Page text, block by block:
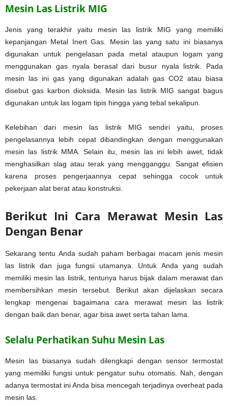
Mesin Las Listrik MIG
Jenis yang terakhir yaitu mesin las listrik MIG yang memiliki
kepanjangan Metal Inert Gas. Mesin las yang satu ini biasanya
digunakan untuk pengelasan pada metal ataupun logam yang
menggunakan gas nyala berasal dari busur nyala listrik. Pada
mesin las ini gas yang digunakan adalah gas CO2 atau biasa
disebut gas karbon dioksida. Mesin las listrik MIG sangat bagus
digunakan untuk las logam tipis hingga yang tebal sekalipun.
Kelebihan dari mesin las listrik MIG sendiri yaitu, proses
pengelasannya lebih cepat dibandingkan dengan menggunakan
mesin las listrik MMA. Selain itu, mesin las ini lebih awet, tidak
menghasilkan slag atau terak yang mengganggu. Sangat efisien
karena proses pengerjaannya cepat sehingga cocok untuk
pekerjaan alat berat atau konstruksi.
Berikut Ini Cara Merawat Mesin Las
Dengan Benar
Sekarang tentu Anda sudah paham berbagai macam jenis mesin
las listrik dan juga fungsi utamanya. Untuk Anda yang sudah
memiliki mesin las listrik, tentunya harus bijak dalam merawat dan
membersihkan mesin tersebut. Berikut akan dijelaskan secara
lengkap mengenai bagaimana cara merawat mesin las listrik
dengan baik dan benar, agar bisa awet serta tahan lama.
Selalu Perhatikan Suhu Mesin Las
Mesin las biasanya sudah dilengkapi dengan sensor termostat
yang memiliki fungsi untuk pengatur suhu otomatis. Nah, dengan
adanya termostat ini Anda bisa mencegah terjadinya overheat pada
mesin las.